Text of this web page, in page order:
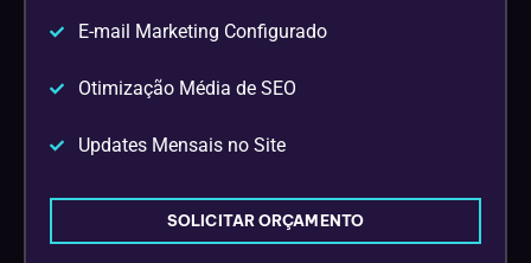
E-mail Marketing Configurado
Otimização Média de SEO
Updates Mensais no Site
SOLICITAR ORÇAMENTO